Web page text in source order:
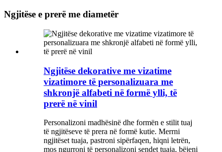
Ngjitëse e prerë me diametër
Ngjitëse dekorative me vizatime
vizatimore të personalizuara me
shkronjë alfabeti në formë ylli, të
prerë në vinil
Personalizoni madhësinë dhe formën e stilit tuaj
të ngjitëseve të prera në formë kutie. Merrni
ngjitëset tuaja, pastroni sipërfaqen, hiqni letrën,
mos ngurroni të personalizoni sendet tuaja, bëjeni